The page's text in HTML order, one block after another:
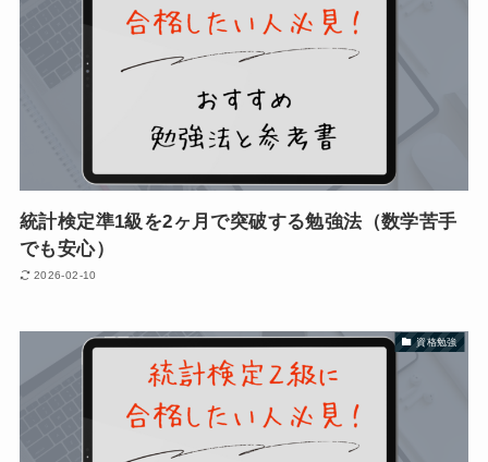
統計検定準1級を2ヶ月で突破する勉強法（数学苦手
でも安心）
2026-02-10
資格勉強